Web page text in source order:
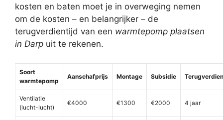
kosten en baten moet je in overweging nemen
om de kosten – en belangrijker – de
terugverdientijd van een warmtepomp plaatsen
in Darp uit te rekenen.
Soort
warmtepomp
Aanschafprijs Montage Subsidie
Ventilatie
(lucht-lucht)
€4000 €1300 €2000 4 jaar